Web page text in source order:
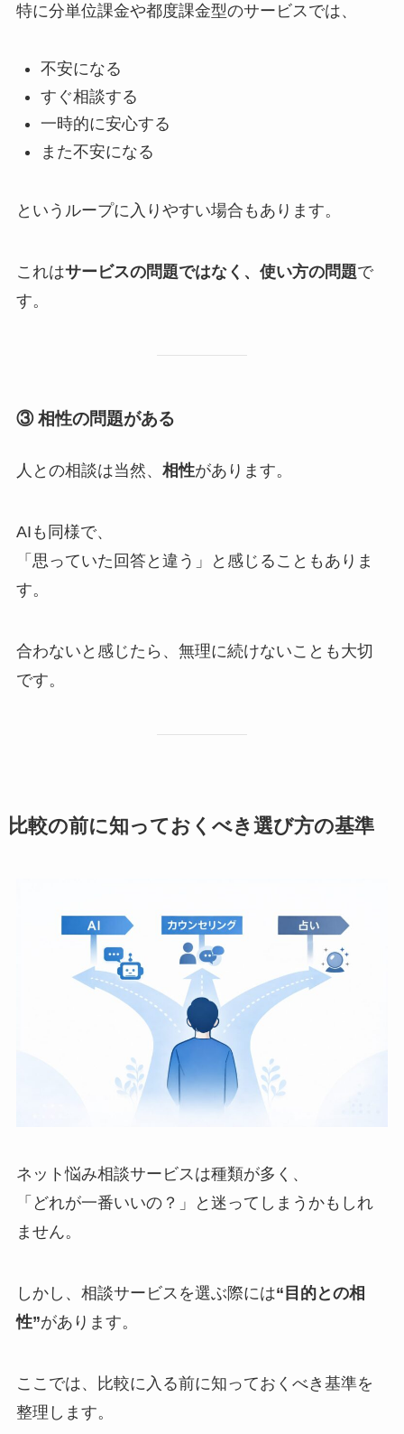
特に分単位課金や都度課金型のサービスでは、
不安になる
すぐ相談する
一時的に安心する
また不安になる
というループに入りやすい場合もあります。
これはサービスの問題ではなく、使い方の問題で
す。
③ 相性の問題がある
人との相談は当然、 相性があります。
AIも同様で、
「思っていた回答と違う」と感じることもありま
す。
合わないと感じたら、無理に続けないことも大切
です。
比較の前に知っておくべき選び方の基準
ネット悩み相談サービスは種類が多く、
「どれが一番いいの？」と迷ってしまうかもしれ
ません。
しかし、相談サービスを選ぶ際には“目的との相
性”があります。
ここでは、比較に入る前に知っておくべき基準を
整理します。